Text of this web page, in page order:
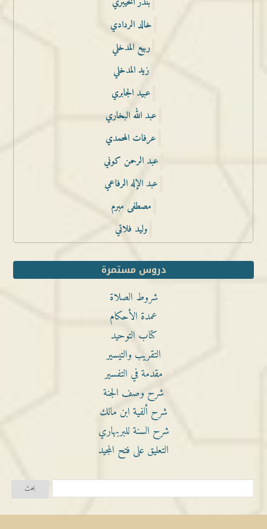
خالد الردادي
ربيع المدخلي
زيد المدخلي
عبيد الجابري
عبد الله البخاري
عرفات المحمدي
عبد الرحمن كوني
عبد الإله الرفاعي
مصطفى مبرم
وليد فلاتي
دروس مستمرة
شروط الصلاة
عمدة الأحكام
كتاب التوحيد
التقريب والتيسير
مقدمة في التفسير
شرح وصف الجنة
شرح ألفية ابن مالك
شرح السنة للبربهاري
التعليق على فتح المجيد